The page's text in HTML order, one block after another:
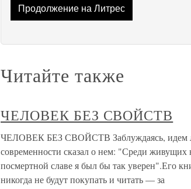
Продолжение на Литрес
Читайте также
ЧЕЛОВЕК БЕЗ СВОЙСТВ
ЧЕЛОВЕК БЕЗ СВОЙСТВ Заблуждаясь, идем
современности сказал о нем: "Среди живущих
посмертной славе я был бы так уверен".Его
никогда не будут покупать и читать — за